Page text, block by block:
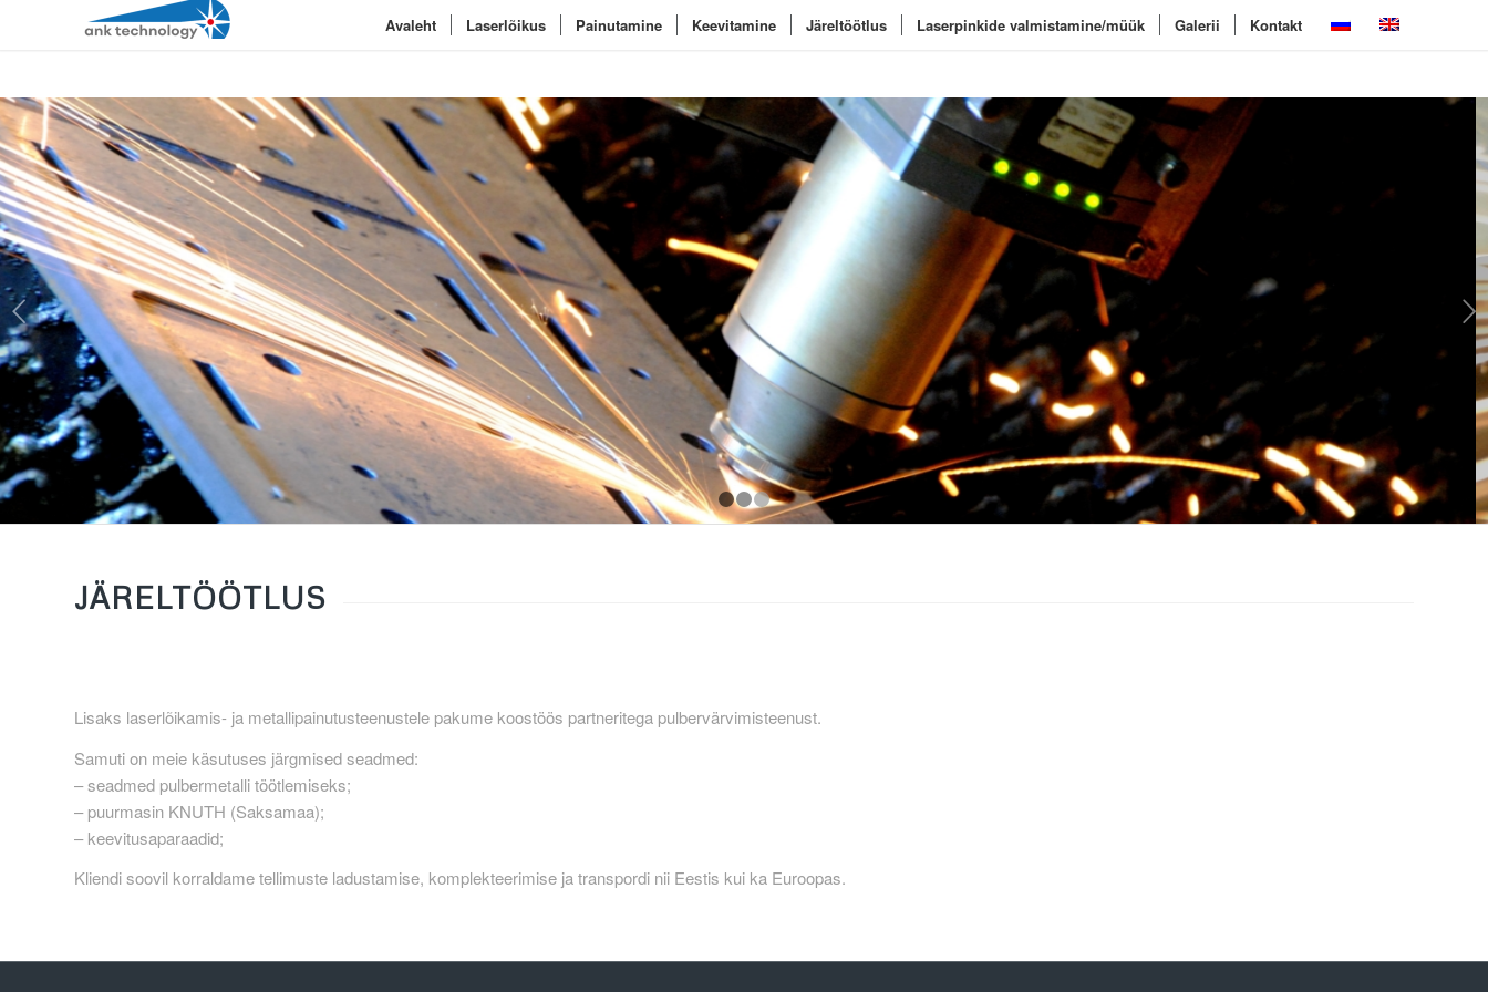
Avaleht Laserlõikus Painutamine Keevitamine Järeltöötlus Laserpinkide valmistamine/müük Galerii Kontakt
1
JÄRELTÖÖTLUS
Lisaks laserlõikamis- ja metallipainutusteenustele pakume koostöös partneritega pulbervärvimisteenust.
Samuti on meie käsutuses järgmised seadmed:
– seadmed pulbermetalli töötlemiseks;
– puurmasin KNUTH (Saksamaa);
– keevitusaparaadid;
Kliendi soovil korraldame tellimuste ladustamise, komplekteerimise ja transpordi nii Eestis kui ka Euroopas.